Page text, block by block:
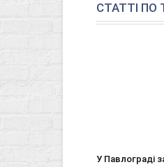
СТАТТІ ПО
У Павлограді